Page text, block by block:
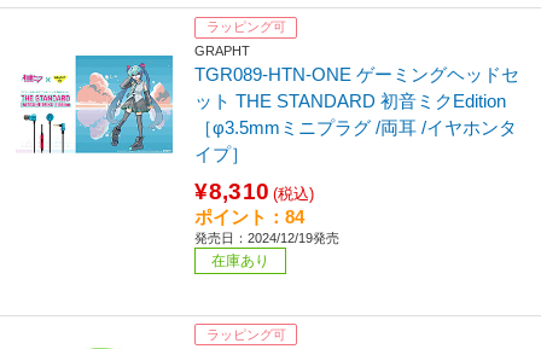
ラッピング可
GRAPHT
TGR089-HTN-ONE ゲーミングヘッドセ
ット THE STANDARD 初音ミクEdition
［φ3.5mmミニプラグ /両耳 /イヤホンタ
イプ］
¥8,310 (税込)
ポイント：84
発売日：2024/12/19発売
在庫あり
ラッピング可